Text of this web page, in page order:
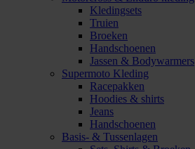
Kledingsets
Truien
Broeken
Handschoenen
Jassen & Bodywarmers
Supermoto Kleding
Racepakken
Hoodies & shirts
Jeans
Handschoenen
Basis- & Tussenlagen